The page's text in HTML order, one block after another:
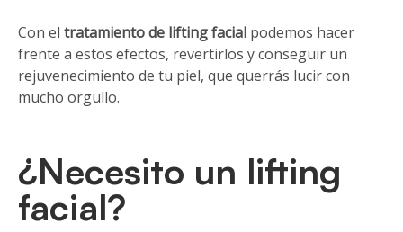
Con el tratamiento de lifting facial podemos hacer
frente a estos efectos, revertirlos y conseguir un
rejuvenecimiento de tu piel, que querrás lucir con
mucho orgullo.
¿Necesito un lifting
facial?